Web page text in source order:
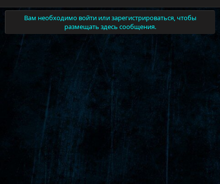
Вам необходимо войти или зарегистрироваться, чтобы
размещать здесь сообщения.